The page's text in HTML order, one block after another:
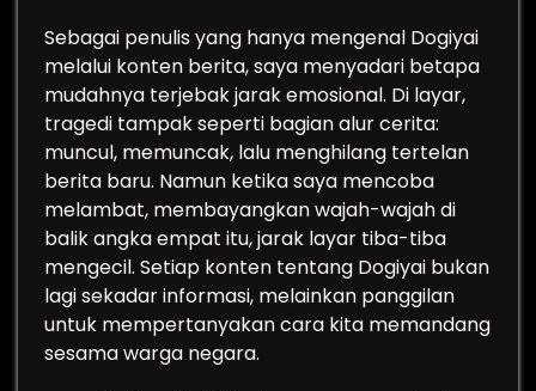
Sebagai penulis yang hanya mengenal Dogiyai
melalui konten berita, saya menyadari betapa
mudahnya terjebak jarak emosional. Di layar,
tragedi tampak seperti bagian alur cerita:
muncul, memuncak, lalu menghilang tertelan
berita baru. Namun ketika saya mencoba
melambat, membayangkan wajah-wajah di
balik angka empat itu, jarak layar tiba-tiba
mengecil. Setiap konten tentang Dogiyai bukan
lagi sekadar informasi, melainkan panggilan
untuk mempertanyakan cara kita memandang
sesama warga negara.